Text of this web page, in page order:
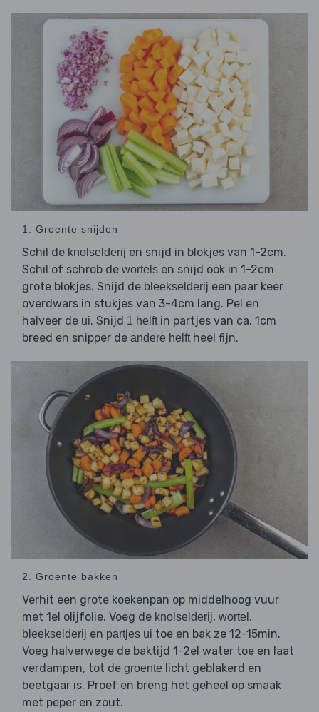
1. Groente snijden
Schil de knolselderij en snijd in blokjes van 1-2cm.
Schil of schrob de wortels en snijd ook in 1-2cm
grote blokjes. Snijd de bleekselderij een paar keer
overdwars in stukjes van 3-4cm lang. Pel en
halveer de ui. Snijd 1 helft in partjes van ca. 1cm
breed en snipper de andere helft heel fijn.
2. Groente bakken
Verhit een grote koekenpan op middelhoog vuur
met 1el olijfolie. Voeg de knolselderij, wortel ,
bleekselderij en partjes ui toe en bak ze 12-15min.
Voeg halverwege de baktijd 1-2el water toe en laat
verdampen, tot de groente licht geblakerd en
beetgaar is. Proef en breng het geheel op smaak
met peper en zout.